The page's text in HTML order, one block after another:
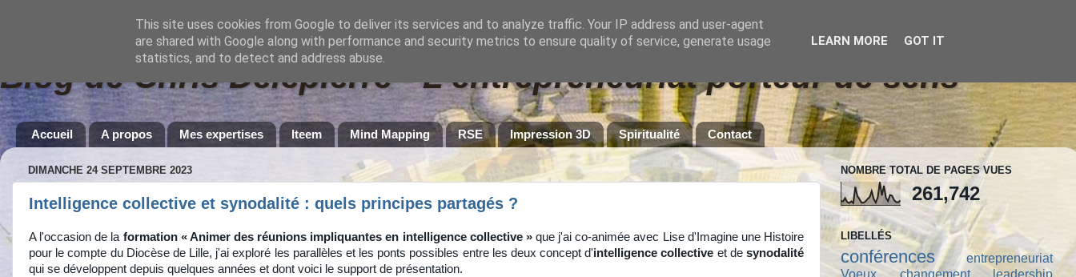
Blog de Chris Delepierre - L'entrepreneuriat porteur de sens
Accueil A propos Mes expertises Iteem Mind Mapping RSE Impression 3D Spiritualité Contact
DIMANCHE 24 SEPTEMBRE 2023
Intelligence collective et synodalité : quels principes partagés ?
A l'occasion de la formation « Animer des réunions impliquantes en intelligence collective »que j'ai co-animée avec Lise d'Imagine une Histoire
pour le compte du Diocèse de Lille, j'ai exploré les parallèles et les ponts possibles entre les deux concept d'intelligence collective et desynodalité
qui se développent depuis quelques années et dont voici le support de présentation.
NOMBRE TOTAL DE PAGES VUES
261,742
LIBELLÉS
conférences
entrepreneuriat
Voeux
changement
leadership
This site uses cookies from Google to deliver its services and to analyze traffic. Your IP address and user-agent
are shared with Google along with performance and security metrics to ensure quality of service, generate usage
statistics, and to detect and address abuse.
LEARN MORE GOT IT